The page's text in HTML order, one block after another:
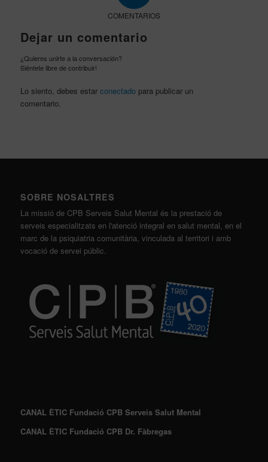
COMENTARIOS
Dejar un comentario
¿Quieres unirte a la conversación?
Siéntete libre de contribuir!
Lo siento, debes estar conectadopara publicar un
comentario.
SOBRE NOSALTRES
La missió de CPB Serveis Salut Mental és la prestació de
serveis especialitzats en l'atenció integral en salut mental, en el
marc de la psiquiatria comunitària, vinculada al territori i amb
vocació de servei públic.
CANAL ÈTIC Fundació CPB Serveis Salut Mental
CANAL ÈTIC Fundació CPB Dr. Fàbregas